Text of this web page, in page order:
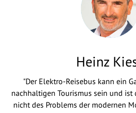
Heinz
"Der Elektro-Reisebus kann ein
nachhaltigen Tourismus sein und ist
nicht des Problems der modernen